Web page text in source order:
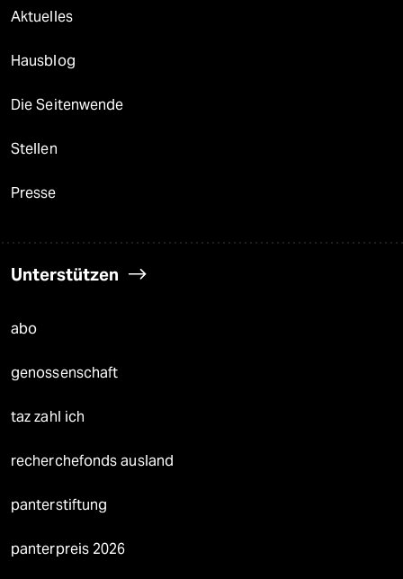
Aktuelles
Hausblog
Die Seitenwende
Stellen
Presse
Unterstützen
abo
genossenschaft
taz zahl ich
recherchefonds ausland
panterstiftung
panterpreis 2026